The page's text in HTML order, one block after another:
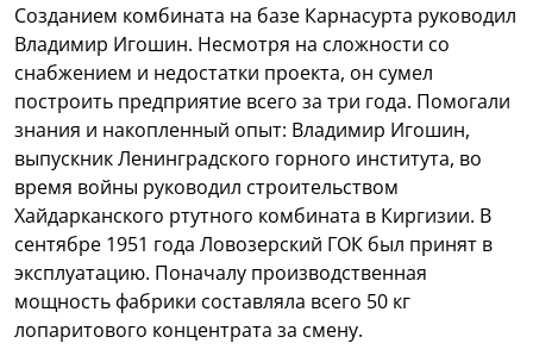
Созданием комбината на базе Карнасурта руководил
Владимир Игошин. Несмотря на сложности со
снабжением и недостатки проекта, он сумел
построить предприятие всего за три года. Помогали
знания и накопленный опыт: Владимир Игошин,
выпускник Ленинградского горного института, во
время войны руководил строительством
Хайдарканского ртутного комбината в Киргизии. В
сентябре 1951 года Ловозерский ГОК был принят в
эксплуатацию. Поначалу производственная
мощность фабрики составляла всего 50 кг
лопаритового концентрата за смену.